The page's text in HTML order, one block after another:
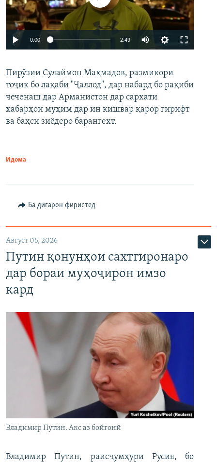
Auto 240p 360p 480p
720p 1080p
0:00 2:49
360p
480p
Пирӯзии Сулаймон Маҳмадов, размикори
тоҷик бо лақаби "Ҷаллод", дар набард бо рақиби
чеченаш дар Арманистон дар сархати
хабарҳои муҳим дар ин кишвар қарор гирифт
ва баҳси зиёдеро барангехт.
Идома
Ба дигарон фиристед
Август 05, 2026
Путин қонунҳои сахтгиронаро
дар бораи муҳоҷирон имзо
кард
Владимир Путин. Акс аз бойгонӣ
Владимир Путин, раисҷумҳури Русия, бо